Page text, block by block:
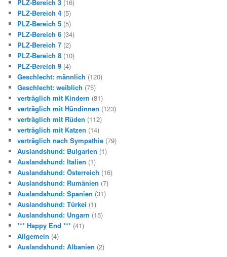
PLZ-Bereich 3 (16)
PLZ-Bereich 4 (5)
PLZ-Bereich 5 (5)
PLZ-Bereich 6 (34)
PLZ-Bereich 7 (2)
PLZ-Bereich 8 (10)
PLZ-Bereich 9 (4)
Geschlecht: männlich (120)
Geschlecht: weiblich (75)
verträglich mit Kindern (81)
verträglich mit Hündinnen (123)
verträglich mit Rüden (112)
verträglich mit Katzen (14)
verträglich nach Sympathie (79)
Auslandshund: Bulgarien (1)
Auslandshund: Italien (1)
Auslandshund: Österreich (16)
Auslandshund: Rumänien (7)
Auslandshund: Spanien (31)
Auslandshund: Türkei (1)
Auslandshund: Ungarn (15)
*** Happy End *** (41)
Allgemein (4)
Auslandshund: Albanien (2)